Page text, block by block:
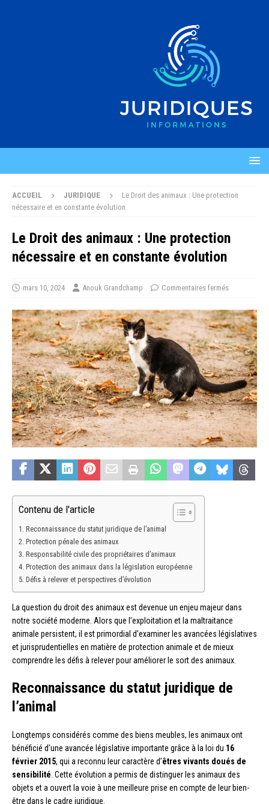
ACCUEIL JURIDIQUE
Le Droit des animaux : Une protection
nécessaire et en constante évolution
Le Droit des animaux : Une protection
nécessaire et en constante évolution
mars 10, 2024 Anouk Grandchamp Commentaires fermés
Contenu de l'article
Reconnaissance du statut juridique de l’animal
Protection pénale des animaux
Responsabilité civile des propriétaires d’animaux
Protection des animaux dans la législation européenne
Défis à relever et perspectives d’évolution
La question du droit des animaux est devenue un enjeu majeur dans
notre société moderne. Alors que l’exploitation et la maltraitance
animale persistent, il est primordial d’examiner les avancées législatives
et jurisprudentielles en matière de protection animale et de mieux
comprendre les défis à relever pour améliorer le sort des animaux.
Reconnaissance du statut juridique de
l’animal
Longtemps considérés comme des biens meubles, les animaux ont
bénéficié d’une avancée législative importante grâce à la loi du 16
février 2015, qui a reconnu leur caractère d’êtres vivants doués de
sensibilité. Cette évolution a permis de distinguer les animaux des
objets et a ouvert la voie à une meilleure prise en compte de leur bien-
être dans le cadre juridique.